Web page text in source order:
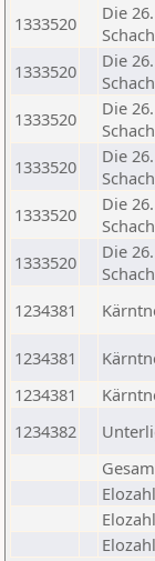
1333520
Die
1333520
Die
1333520
Die
1333520
Die
1333520
Die
1333520
Die
1234381
1234381
1234381
1234382